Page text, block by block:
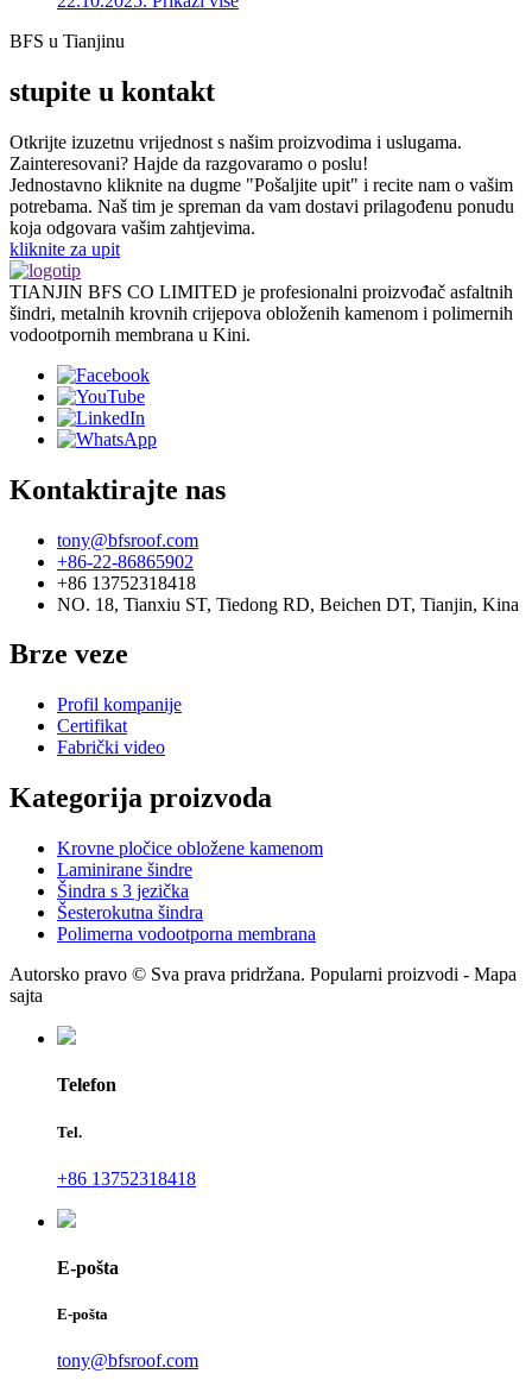
BFS u Tianjinu
stupite u kontakt
Otkrijte izuzetnu vrijednost s našim proizvodima i uslugama.
Zainteresovani? Hajde da razgovaramo o poslu!
Jednostavno kliknite na dugme "Pošaljite upit" i recite nam o vašim
potrebama. Naš tim je spreman da vam dostavi prilagođenu ponudu
koja odgovara vašim zahtjevima.
kliknite za upit
TIANJIN BFS CO LIMITED je profesionalni proizvođač asfaltnih
šindri, metalnih krovnih crijepova obloženih kamenom i polimernih
vodootpornih membrana u Kini.
Kontaktirajte nas
tony@bfsroof.com
+86-22-86865902
+86 13752318418
NO. 18, Tianxiu ST, Tiedong RD, Beichen DT, Tianjin, Kina
Brze veze
Profil kompanije
Certifikat
Fabrički video
Kategorija proizvoda
Krovne pločice obložene kamenom
Laminirane šindre
Šindra s 3 jezička
Šesterokutna šindra
Polimerna vodootporna membrana
Autorsko pravo © Sva prava pridržana. Popularni proizvodi - Mapa
sajta
Telefon
Tel.
+86 13752318418
E-pošta
E-pošta
tony@bfsroof.com